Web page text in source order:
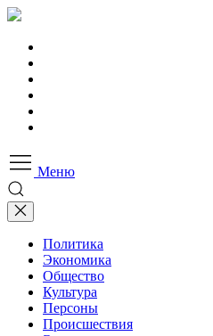
Меню
Политика
Экономика
Общество
Культура
Персоны
Происшествия